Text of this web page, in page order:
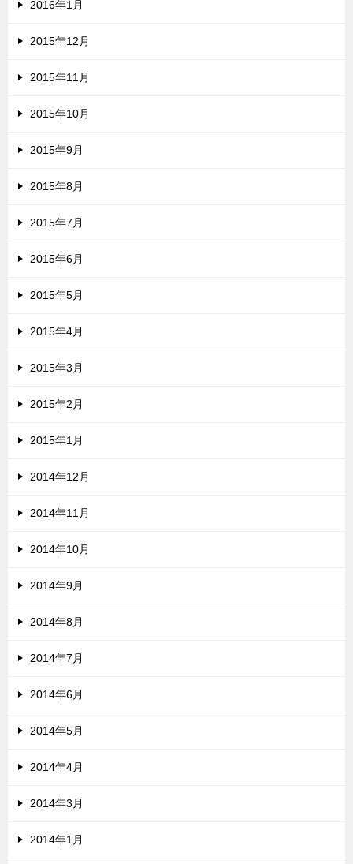
2016年1月
2015年12月
2015年11月
2015年10月
2015年9月
2015年8月
2015年7月
2015年6月
2015年5月
2015年4月
2015年3月
2015年2月
2015年1月
2014年12月
2014年11月
2014年10月
2014年9月
2014年8月
2014年7月
2014年6月
2014年5月
2014年4月
2014年3月
2014年1月